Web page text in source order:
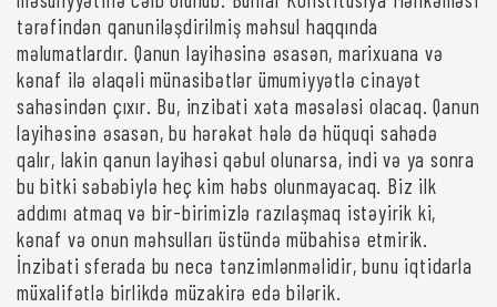
tərəfindən qanuniləşdirilmiş məhsul haqqında
məlumatlardır. Qanun layihəsinə əsasən, marixuana və
kənaf ilə əlaqəli münasibətlər ümumiyyətlə cinayət
sahəsindən çıxır. Bu, inzibati xəta məsələsi olacaq. Qanun
layihəsinə əsasən, bu hərəkət hələ də hüquqi sahədə
qalır, lakin qanun layihəsi qəbul olunarsa, indi və ya sonra
bu bitki səbəbiylə heç kim həbs olunmayacaq. Biz ilk
addımı atmaq və bir-birimizlə razılaşmaq istəyirik ki,
kənaf və onun məhsulları üstündə mübahisə etmirik.
İnzibati sferada bu necə tənzimlənməlidir, bunu iqtidarla
müxalifətlə birlikdə müzakirə edə bilərik.